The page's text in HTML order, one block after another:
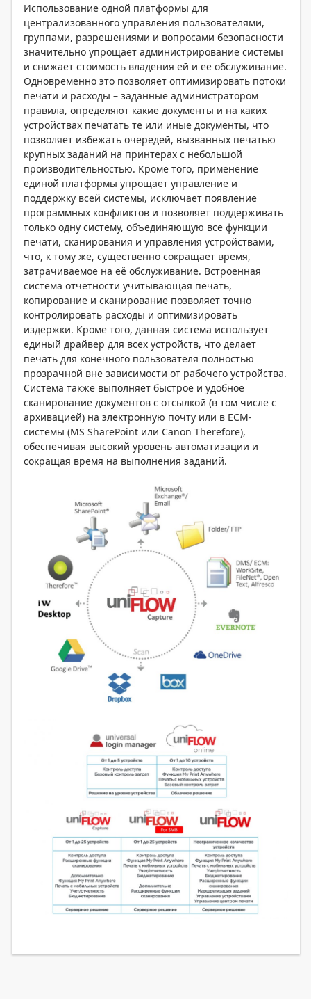
Использование одной платформы для
централизованного управления пользователями,
группами, разрешениями и вопросами безопасности
значительно упрощает администрирование системы
и снижает стоимость владения ей и её обслуживание.
Одновременно это позволяет оптимизировать потоки
печати и расходы – заданные администратором
правила, определяют какие документы и на каких
устройствах печатать те или иные документы, что
позволяет избежать очередей, вызванных печатью
крупных заданий на принтерах с небольшой
производительностью. Кроме того, применение
единой платформы упрощает управление и
поддержку всей системы, исключает появление
программных конфликтов и позволяет поддерживать
только одну систему, объединяющую все функции
печати, сканирования и управления устройствами,
что, к тому же, существенно сокращает время,
затрачиваемое на её обслуживание. Встроенная
система отчетности учитывающая печать,
копирование и сканирование позволяет точно
контролировать расходы и оптимизировать
издержки. Кроме того, данная система использует
единый драйвер для всех устройств, что делает
печать для конечного пользователя полностью
прозрачной вне зависимости от рабочего устройства.
Система также выполняет быстрое и удобное
сканирование документов с отсылкой (в том числе с
архивацией) на электронную почту или в ECM-
системы (MS SharePoint или Canon Therefore),
обеспечивая высокий уровень автоматизации и
сокращая время на выполнения заданий.